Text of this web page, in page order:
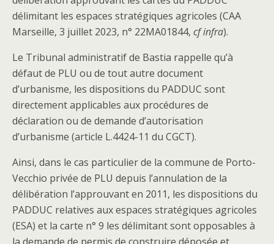
délimitant les espaces stratégiques agricoles (CAA
Marseille, 3 juillet 2023, n° 22MA01844, cf infra).
Le Tribunal administratif de Bastia rappelle qu’à
défaut de PLU ou de tout autre document
d’urbanisme, les dispositions du PADDUC sont
directement applicables aux procédures de
déclaration ou de demande d’autorisation
d’urbanisme (article L.4424-11 du CGCT).
Ainsi, dans le cas particulier de la commune de Porto-
Vecchio privée de PLU depuis l’annulation de la
délibération l’approuvant en 2011, les dispositions du
PADDUC relatives aux espaces stratégiques agricoles
(ESA) et la carte n° 9 les délimitant sont opposables à